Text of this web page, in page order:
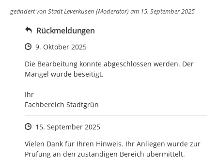
geändert von Stadt Leverkusen (Moderator)am 15. September 2025
Rückmeldungen
Zeitpunkt des Erstellens
9. Oktober 2025
Die Bearbeitung konnte abgeschlossen werden. Der
Mangel wurde beseitigt.
Ihr
Fachbereich Stadtgrün
Zeitpunkt des Erstellens
15. September 2025
Vielen Dank für Ihren Hinweis. Ihr Anliegen wurde zur
Prüfung an den zuständigen Bereich übermittelt.